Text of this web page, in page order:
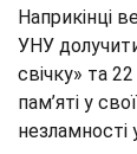
Наприкінці
УНУ
свічку» та
пам’яті у
незламності